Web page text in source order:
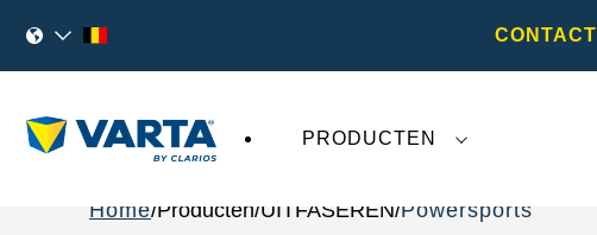
CONTACT
PRODUCTEN
Home Producten UITFASEREN Powersports